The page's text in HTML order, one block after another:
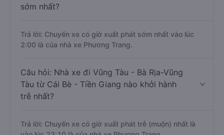
sớm nhất?
Trả lời: Chuyến xe có giờ xuất phát sớm nhất vào lúc
2:00 là của nhà xe Phương Trang.
Câu hỏi: Nhà xe đi Vũng Tàu - Bà Rịa-Vũng
Tàu từ Cái Bè - Tiền Giang nào khởi hành
trễ nhất?
Trả lời: Chuyến xe có giờ xuất phát trễ (muộn) nhất là